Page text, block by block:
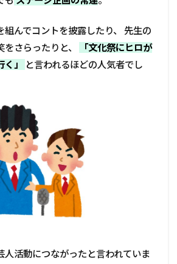
組んでコントを披露したり、 先生の
さらったりと、
「文化祭にヒロが
」
と言われるほどの人気者でし
人活動につながったと言われていま